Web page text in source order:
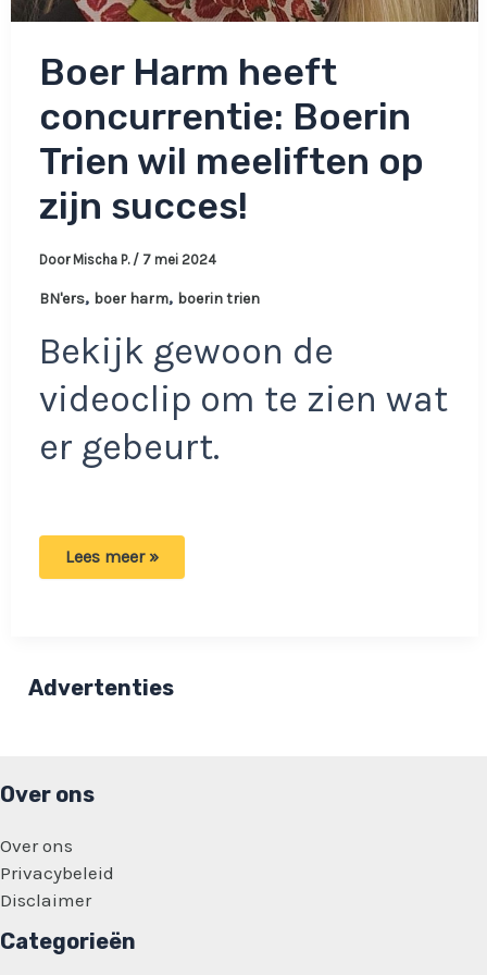
Boer Harm heeft
concurrentie: Boerin
Trien wil meeliften op
zijn succes!
Door Mischa P. / 7 mei 2024
BN'ers, boer harm, boerin trien
Bekijk gewoon de
videoclip om te zien wat
er gebeurt.
Boer
meeliften
op
Lees meer »
Advertenties
Over ons
Over ons
Privacybeleid
Disclaimer
Categorieën